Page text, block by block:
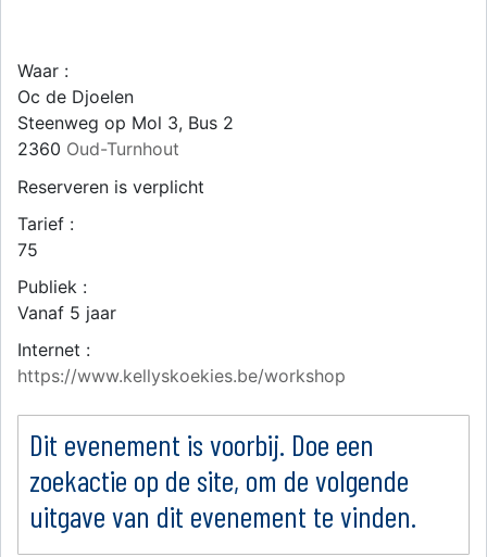
Waar :
Oc de Djoelen
Steenweg op Mol 3, Bus 2
2360 Oud-Turnhout
Reserveren is verplicht
Tarief :
75
Publiek :
Vanaf 5 jaar
Internet :
https://www.kellyskoekies.be/workshop
Dit evenement is voorbij. Doe een
zoekactie op de site, om de volgende
uitgave van dit evenement te vinden.